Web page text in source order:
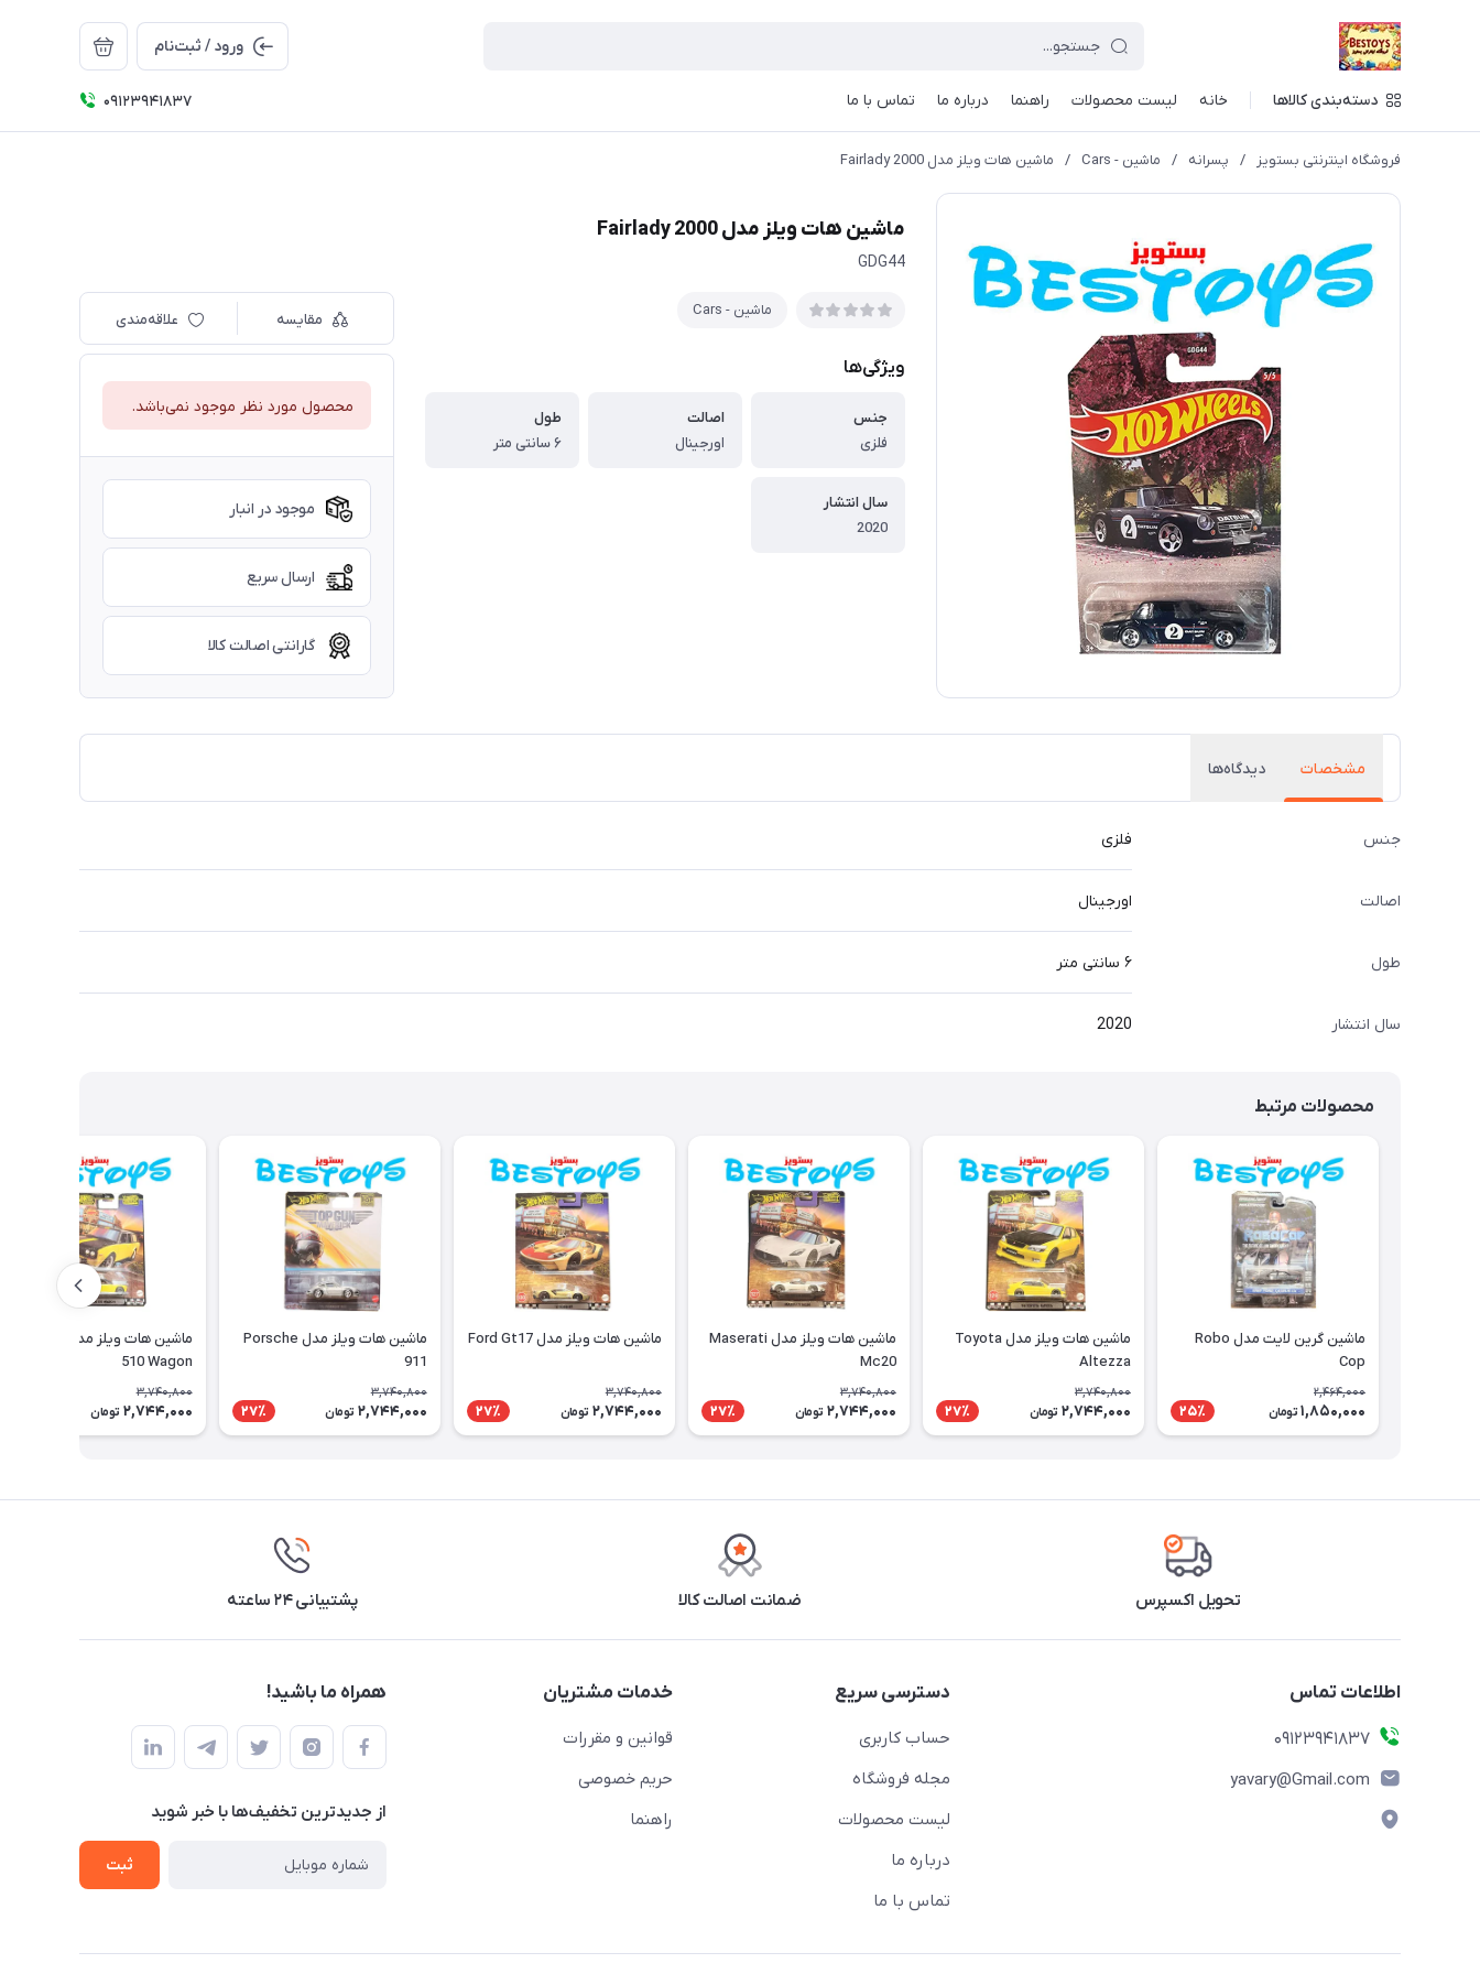
ورود / ثبت‌نام
دسته‌بندی کالاها خانه لیست محصولات راهنما درباره ما تماس با ما 09123941837
فروشگاه اینترنتی بستویز / پسرانه / ماشین - Cars / ماشین هات ویلز مدل Fairlady 2000
ماشین هات ویلز مدل Fairlady 2000
GDG44
ماشین - Cars
ویژگی‌ها
جنس
فلزی
اصالت
اورجینال
طول
۶ سانتی متر
سال انتشار
2020
مقایسه علاقه‌مندی
محصول مورد نظر موجود نمی‌باشد.
موجود در انبار
ارسال سریع
گارانتی اصالت کالا
مشخصات دیدگاه‌ها
جنس فلزی
اصالت اورجینال
طول ۶ سانتی متر
سال انتشار 2020
محصولات مرتبط
ماشین گرین لایت مدل Robo
Cop
2,464,000
1,850,000 تومان 25٪
ماشین هات ویلز مدل Toyota
Altezza
3,740,800
2,744,000 تومان 27٪
ماشین هات ویلز مدل Maserati
Mc20
3,740,800
2,744,000 تومان 27٪
ماشین هات ویلز مدل Ford Gt17
3,740,800
2,744,000 تومان 27٪
ماشین هات ویلز مدل Porsche
911
3,740,800
2,744,000 تومان 27٪
510 Wagon
3,740,800
2,744,000 تومان
تحویل اکسپرس ضمانت اصالت کالا پشتیبانی ۲۴ ساعته
اطلاعات تماس
09123941837
yavary@Gmail.com
دسترسی سریع
حساب کاربری
مجله فروشگاه
لیست محصولات
درباره ما
تماس با ما
خدمات مشتریان
قوانین و مقررات
حریم خصوصی
راهنما
همراه ما باشید!
از جدید‌ترین تخفیف‌ها با‌ خبر شوید
ثبت